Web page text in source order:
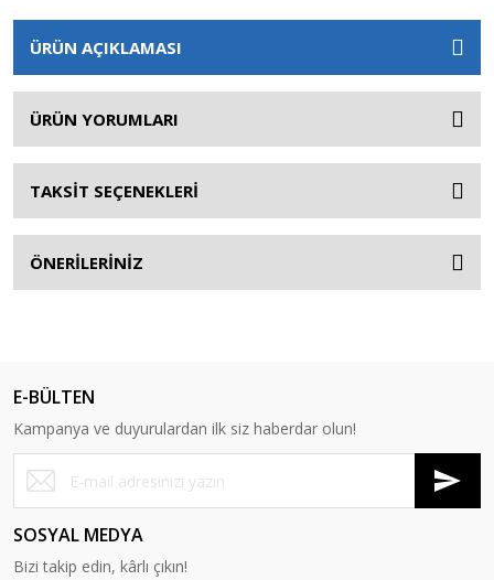
ÜRÜN AÇIKLAMASI
ÜRÜN YORUMLARI
TAKSİT SEÇENEKLERİ
ÖNERİLERİNİZ
E-BÜLTEN
Kampanya ve duyurulardan ilk siz haberdar olun!
SOSYAL MEDYA
Bizi takip edin, kârlı çıkın!